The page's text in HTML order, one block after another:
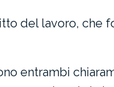
del lavoro, che
entrambi